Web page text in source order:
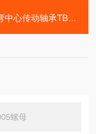
轴承TBI丝杠DFS4010